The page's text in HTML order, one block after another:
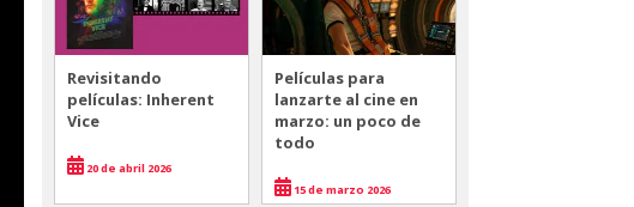
Revisitando
películas: Inherent
Vice
20 de abril 2026
Películas para
lanzarte al cine en
marzo: un poco de
todo
15 de marzo 2026